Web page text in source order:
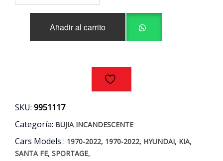
BUJIAS
INCANDESCENTES
Añadir al carrito
SKU: 9951117
Categoría: BUJIA INCANDESCENTE
Cars Models : 1970-2022, 1970-2022, HYUNDAI, KIA,
SANTA FE, SPORTAGE,